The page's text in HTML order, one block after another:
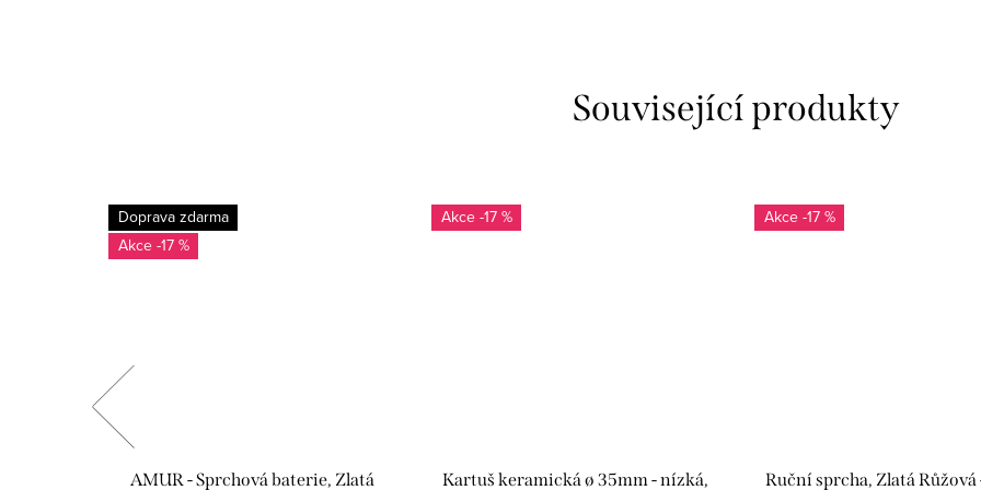
Související produkty
Doprava zdarma
-17 %
AMUR - Sprchová baterie, Zlatá
-17 %
Kartuš keramická ø 35mm - nízká,
-17 %
Ruční sprcha, Zlatá Růžová